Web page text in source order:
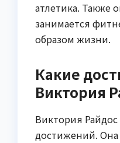
атлетика. Также
занимается
образом жизни.
Какие
Виктория
Виктория
достижений. Она